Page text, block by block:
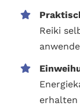
Reiki
erhalten